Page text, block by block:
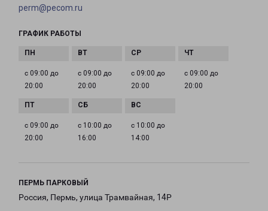
perm@pecom.ru
ГРАФИК РАБОТЫ
с 09:00 до
20:00
с 09:00 до
20:00
с 09:00 до
20:00
с 09:00 до
20:00
с 09:00 до
20:00
с 10:00 до
16:00
с 10:00 до
14:00
ПЕРМЬ ПАРКОВЫЙ
Россия, Пермь, улица Трамвайная, 14Р